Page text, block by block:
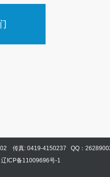
传真: 0419-4150237 QQ：
辽ICP备11009696号-1